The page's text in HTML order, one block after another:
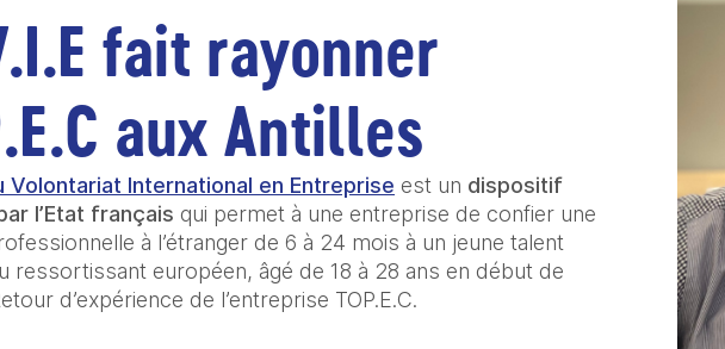
fait rayonner
aux Antilles
Volontariat International en Entreprise est un dispositif
l’Etat français qui permet à une entreprise de confier une
à l’étranger de 6 à 24 mois à un jeune talent
ressortissant européen, âgé de 18 à 28 ans en début de
d’expérience de l’entreprise TOP.E.C.